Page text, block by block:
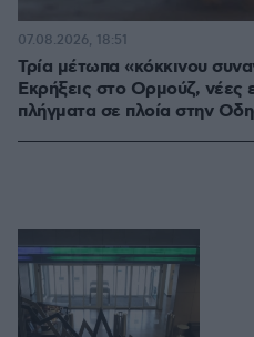
Τρία μέτωπα «κόκκινου
Εκρήξεις στο Ορμούζ, νέες
πλήγματα σε πλοία στην
07.08.2026, 18:51